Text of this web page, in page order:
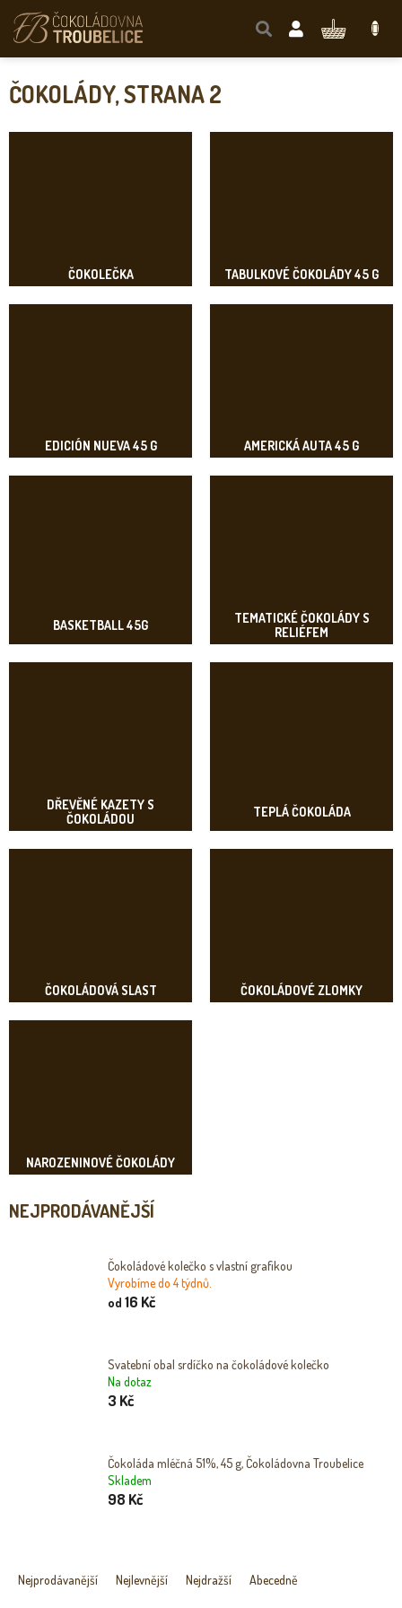
obsah
NÁKUPNÍ
ČOKOLÁDY, STRANA 2
ČOKOLEČKA TABULKOVÉ ČOKOLÁDY 45 G
EDICIÓN NUEVA 45 G AMERICKÁ AUTA 45 G
BASKETBALL 45G
TEMATICKÉ ČOKOLÁDY S
RELIÉFEM
DŘEVĚNÉ KAZETY S
ČOKOLÁDOU
TEPLÁ ČOKOLÁDA
ČOKOLÁDOVÁ SLAST ČOKOLÁDOVÉ ZLOMKY
NAROZENINOVÉ ČOKOLÁDY
NEJPRODÁVANĚJŠÍ
Čokoládové kolečko s vlastní grafikou
Vyrobíme do 4 týdnů.
od 16 Kč
Svatební obal srdíčko na čokoládové kolečko
Na dotaz
3 Kč
Čokoláda mléčná 51%, 45 g, Čokoládovna Troubelice
Skladem
98 Kč
Nejprodávanější Nejlevnější Nejdražší Abecedně